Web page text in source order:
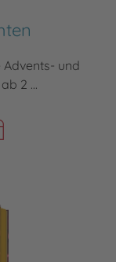
und
2 ...